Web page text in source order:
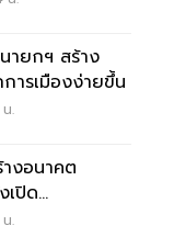
ายกฯ สร้าง
ารเมืองง่ายขึ้น
.
างอนาคต
เปิด
นายกฯ
.